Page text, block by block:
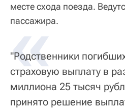
месте схода поезда.
пассажира.
«
"Родственники
страховую выплату в
миллиона 25 тысяч
принято решение